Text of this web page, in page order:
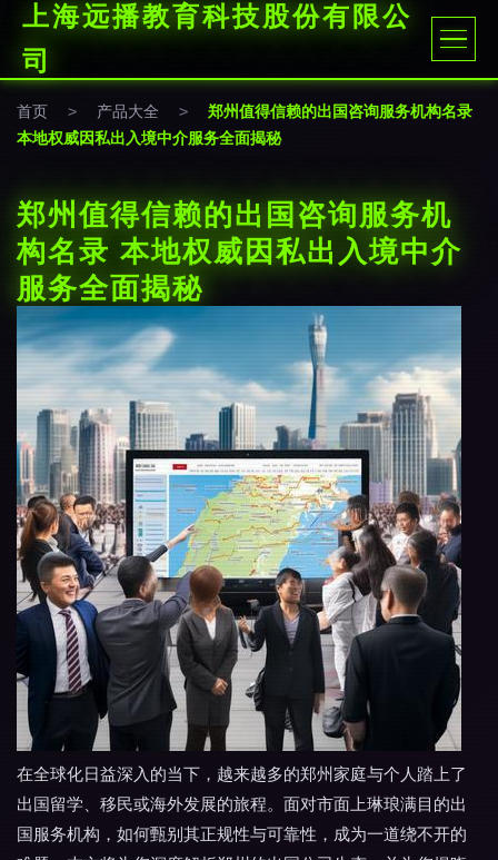
上海远播教育科技股份有限公
司
首页 > 产品大全 >
郑州值得信赖的出国咨询服务机构名录
本地权威因私出入境中介服务全面揭秘
郑州值得信赖的出国咨询服务机
构名录 本地权威因私出入境中介
服务全面揭秘
在全球化日益深入的当下，越来越多的郑州家庭与个人踏上了
出国留学、移民或海外发展的旅程。面对市面上琳琅满目的出
国服务机构，如何甄别其正规性与可靠性，成为一道绕不开的